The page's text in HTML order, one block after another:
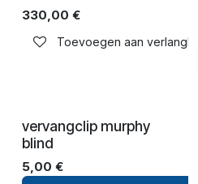
330,00 €
Toevoegen aan
vervangclip murphy
blind
5,00 €